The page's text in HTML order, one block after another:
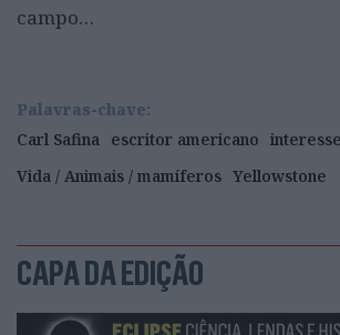
campo…
Palavras-chave:
Carl Safina
escritor americano
Vida / Animais / mamíferos Yellowstone
CAPA DA EDIÇÃO